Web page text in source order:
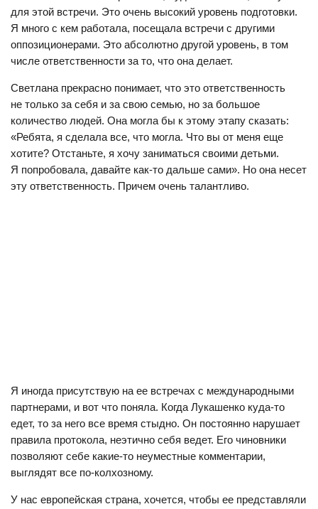
для этой встречи. Это очень высокий уровень подготовки.
Я много с кем работала, посещала встречи с другими
оппозиционерами. Это абсолютно другой уровень, в том
числе ответственности за то, что она делает.
Светлана прекрасно понимает, что это ответственность
не только за себя и за свою семью, но за большое
количество людей. Она могла бы к этому этапу сказать:
«Ребята, я сделала все, что могла. Что вы от меня еще
хотите? Отстаньте, я хочу заниматься своими детьми.
Я попробовала, давайте как-то дальше сами». Но она несет
эту ответственность. Причем очень талантливо.
Я иногда присутствую на ее встречах с международными
партнерами, и вот что поняла. Когда Лукашенко куда-то
едет, то за него все время стыдно. Он постоянно нарушает
правила протокола, неэтично себя ведет. Его чиновники
позволяют себе какие-то неуместные комментарии,
выглядят все по-колхозному.
У нас европейская страна, хочется, чтобы ее представляли